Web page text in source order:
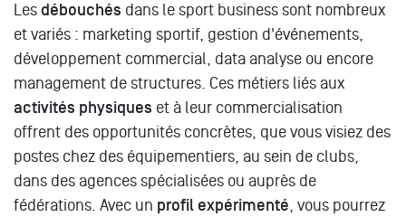
Les débouchés dans le sport business sont nombreux
et variés : marketing sportif, gestion d'événements,
développement commercial, data analyse ou encore
management de structures. Ces métiers liés aux
activités physiques et à leur commercialisation
offrent des opportunités concrètes, que vous visiez des
postes chez des équipementiers, au sein de clubs,
dans des agences spécialisées ou auprès de
fédérations. Avec un profil expérimenté, vous pourrez